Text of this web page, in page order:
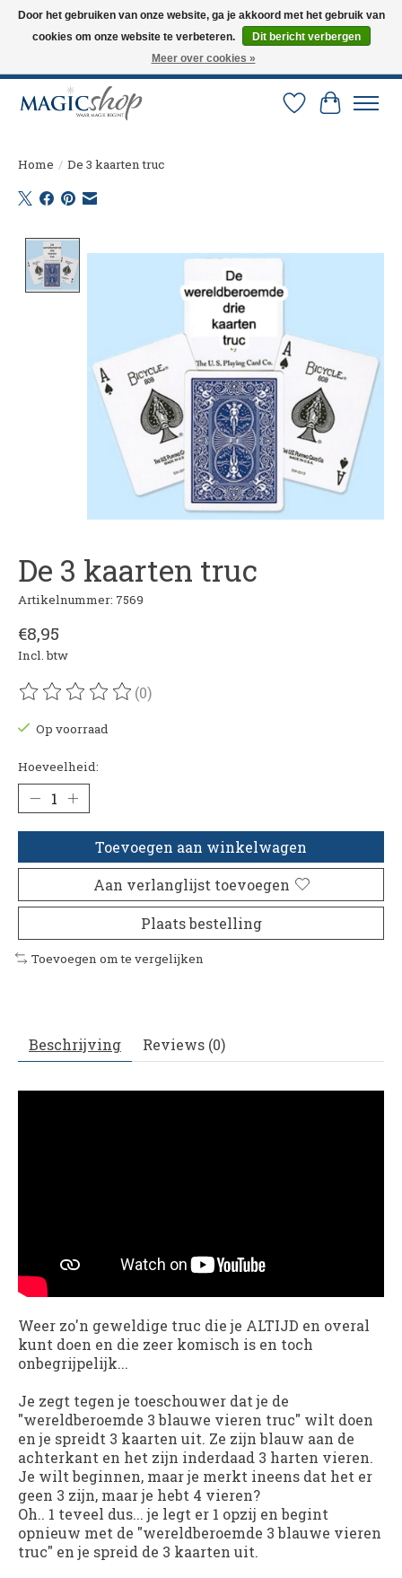
Altijd de nieuwste trucs op voorraad. Snelle verzending via PostNL en DHL.
Langskomen in onze winkel? Bel of mail om een afspraak te maken. 0251-
Verlanglijst
Home / De 3 kaarten truc
De 3 kaarten truc
Artikelnummer: 7569
€8,95
Incl. btw
De beoordeling van dit product is
(0)
Op voorraad
Hoeveelheid:
Toevoegen aan winkelwagen
Aan verlanglijst toevoegen
Plaats bestelling
Toevoegen om te vergelijken
Beschrijving Reviews (0)
Weer zo'n geweldige truc die je ALTIJD en overal
kunt doen en die zeer komisch is en toch
onbegrijpelijk...
Je zegt tegen je toeschouwer dat je de
"wereldberoemde 3 blauwe vieren truc" wilt doen
en je spreidt 3 kaarten uit. Ze zijn blauw aan de
achterkant en het zijn inderdaad 3 harten vieren.
Je wilt beginnen, maar je merkt ineens dat het er
geen 3 zijn, maar je hebt 4 vieren?
Oh.. 1 teveel dus... je legt er 1 opzij en begint
opnieuw met de "wereldberoemde 3 blauwe vieren
truc" en je spreid de 3 kaarten uit.
Door het gebruiken van onze website, ga je akkoord met het gebruik van
cookies om onze website te verbeteren.
Dit bericht verbergen
Meer over cookies »